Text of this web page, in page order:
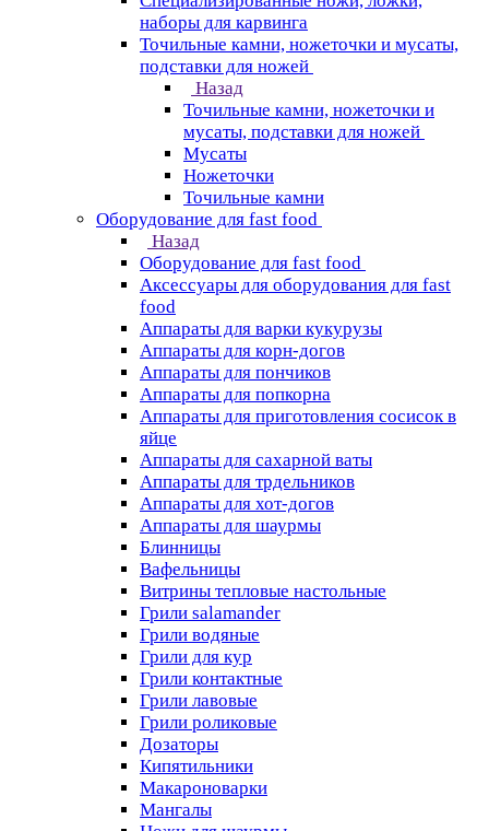
наборы для карвинга
Точильные камни, ножеточки и мусаты,
подставки для ножей
Назад
Точильные камни, ножеточки и
мусаты, подставки для ножей
Мусаты
Ножеточки
Точильные камни
Оборудование для fast food
Назад
Оборудование для fast food
Аксессуары для оборудования для fast
food
Аппараты для варки кукурузы
Аппараты для корн-догов
Аппараты для пончиков
Аппараты для попкорна
Аппараты для приготовления сосисок в
яйце
Аппараты для сахарной ваты
Аппараты для трдельников
Аппараты для хот-догов
Аппараты для шаурмы
Блинницы
Вафельницы
Витрины тепловые настольные
Грили salamander
Грили водяные
Грили для кур
Грили контактные
Грили лавовые
Грили роликовые
Дозаторы
Кипятильники
Макароноварки
Мангалы